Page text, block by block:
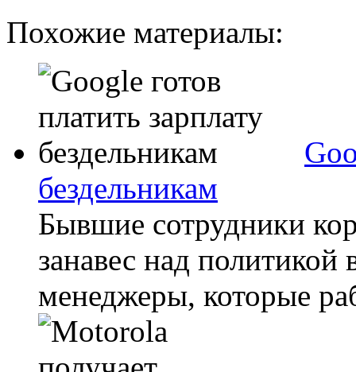
Похожие материалы:
бездельникам
Бывшие сотрудники
занавес над политикой
менеджеры, которые